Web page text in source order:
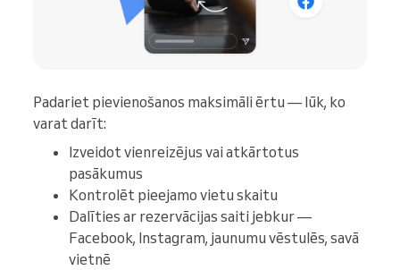
Padariet pievienošanos maksimāli ērtu — lūk, ko
varat darīt:
Izveidot vienreizējus vai atkārtotus
pasākumus
Kontrolēt pieejamo vietu skaitu
Dalīties ar rezervācijas saiti jebkur —
Facebook, Instagram, jaunumu vēstulēs, savā
vietnē